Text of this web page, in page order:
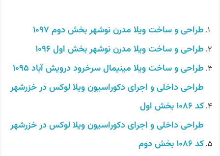
طراحی و ساخت ویلا مدرن نوشهر بخش دوم 1097
طراحی و ساخت ویلا مدرن نوشهر بخش اول 1096
طراحی و ساخت ویلا مینیمال سرخرود درویش آباد 1095
طراحی داخلی و اجرای دکوراسیون ویلا لوکس در خزرشهر
کد 1086 بخش اول
طراحی داخلی و اجرای دکوراسیون ویلا لوکس در خزرشهر
کد 1086 بخش دوم